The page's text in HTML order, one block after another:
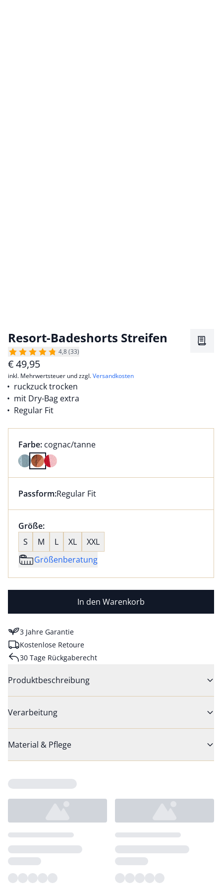
Resort-Badeshorts Streifen
4,8 (33)
€49,95
inkl. Mehrwertsteuer und zzgl.Versandkosten
ruckzuck trocken
mit Dry-Bag extra
Regular Fit
Farbauswahl:
Farbe: aktuell ausgewählt:
cognac/tanne
Farbe cognac/tanne ausgewählt
Dieser Artikel hat die Passform Regular Fit. für
Passform:Regular Fit
Größenauswahl:
Größe:nichts ausgewählt
S
M L XL
XXL
Größenberatung
In den Warenkorb
3 Jahre Garantie
Kostenlose Retoure
30 Tage Rückgaberecht
Produktbeschreibung
Verarbeitung
Material & Pflege